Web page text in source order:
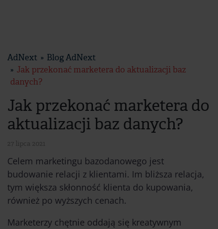
AdNext
Blog AdNext
Jak przekonać marketera do aktualizacji baz
danych?
Jak przekonać marketera do
aktualizacji baz danych?
Celem marketingu bazodanowego jest
budowanie relacji z klientami. Im bliższa relacja,
tym większa skłonność klienta do kupowania,
również po wyższych cenach.
Marketerzy chętnie oddają się kreatywnym